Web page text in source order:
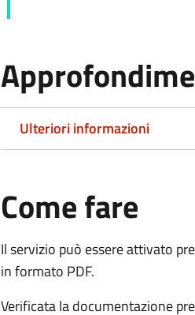
Ulteriori informazioni
Come fare
Il servizio può essere attivato
in formato PDF.
Verificata la documentazione